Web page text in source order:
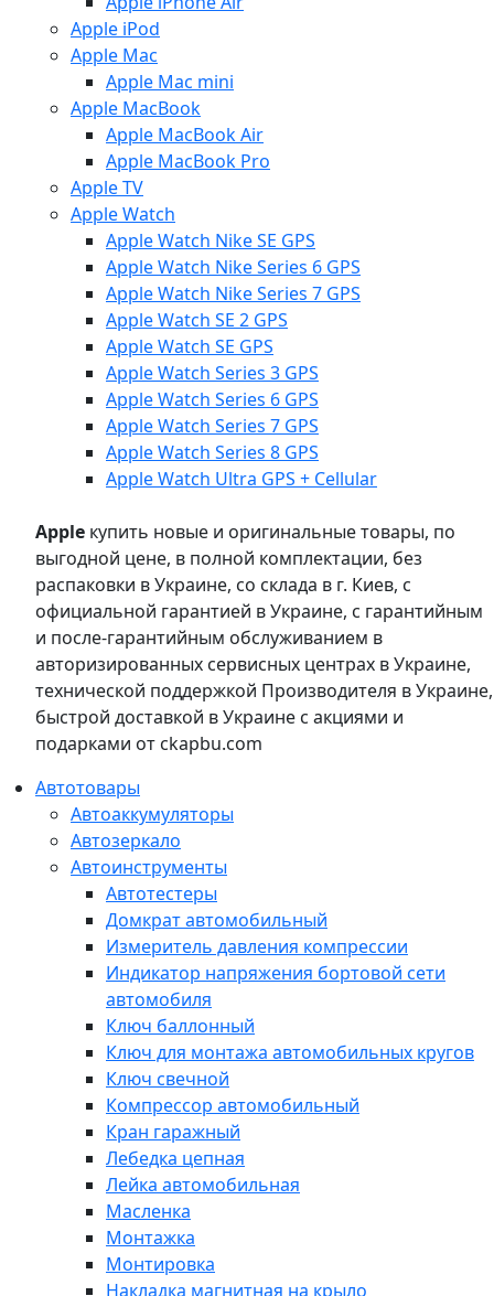
Apple iPod
Apple Mac
Apple Mac mini
Apple MacBook
Apple MacBook Air
Apple MacBook Pro
Apple TV
Apple Watch
Apple Watch Nike SE GPS
Apple Watch Nike Series 6 GPS
Apple Watch Nike Series 7 GPS
Apple Watch SE 2 GPS
Apple Watch SE GPS
Apple Watch Series 3 GPS
Apple Watch Series 6 GPS
Apple Watch Series 7 GPS
Apple Watch Series 8 GPS
Apple Watch Ultra GPS + Cellular
Apple купить новые и оригинальные товары, по
выгодной цене, в полной комплектации, без
распаковки в Украине, со склада в г. Киев, с
официальной гарантией в Украине, с гарантийным
и после-гарантийным обслуживанием в
авторизированных сервисных центрах в Украине,
технической поддержкой Производителя в Украине,
быстрой доставкой в Украине с акциями и
подарками от ckapbu.com
Автотовары
Автоаккумуляторы
Автозеркало
Автоинструменты
Автотестеры
Домкрат автомобильный
Измеритель давления компрессии
Индикатор напряжения бортовой сети
автомобиля
Ключ баллонный
Ключ для монтажа автомобильных кругов
Ключ свечной
Компрессор автомобильный
Кран гаражный
Лебедка цепная
Лейка автомобильная
Масленка
Монтажка
Монтировка
Накладка магнитная на крыло